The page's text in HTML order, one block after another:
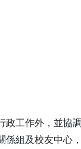
工作外，並協
組及校友中心